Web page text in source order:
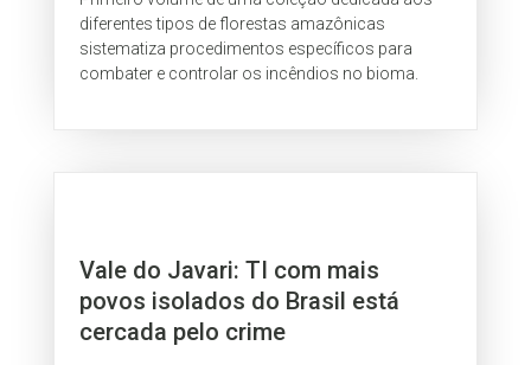
diferentes tipos de florestas amazônicas
sistematiza procedimentos específicos para
combater e controlar os incêndios no bioma.
Vale do Javari: TI com mais
povos isolados do Brasil está
cercada pelo crime